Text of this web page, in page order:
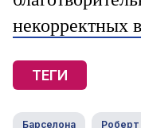
некорректных
ТЕГИ
Барселона Роберт